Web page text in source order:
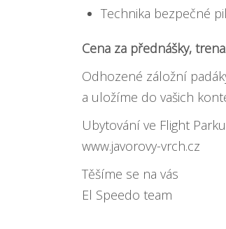
Technika bezpečné
Cena za přednášky,
Odhozené záložní
a uložíme do vašich
Ubytování ve Flight
www.javorovy-vrch.cz
Těšíme se na vás
El Speedo team